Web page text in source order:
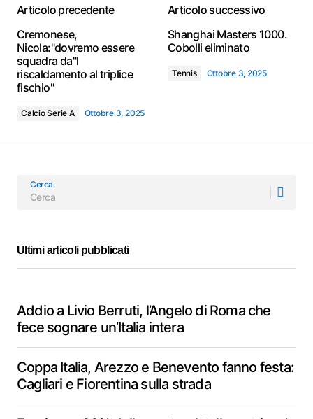
Articolo precedente
Cremonese,
Nicola:"dovremo essere
squadra da"l
riscaldamento al triplice
fischio"
Calcio Serie A Ottobre 3, 2025
Articolo successivo
Shanghai Masters 1000.
Cobolli eliminato
Tennis Ottobre 3, 2025
Cerca
Ultimi articoli pubblicati
Addio a Livio Berruti, l’Angelo di Roma che
fece sognare un’Italia intera
Coppa Italia, Arezzo e Benevento fanno festa:
Cagliari e Fiorentina sulla strada